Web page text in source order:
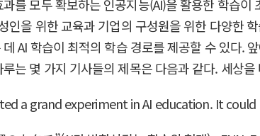
를 모두 확보하는 인공지능(AI)을 활용한 학습
인을 위한 교육과 기업의 구성원을 위한 다양한
AI 학습이 최적의 학습 경로를 제공할 수 있다.
는 몇 가지 기사들의 제목은 다음과 같다. 세상
a grand experiment in AI education. It